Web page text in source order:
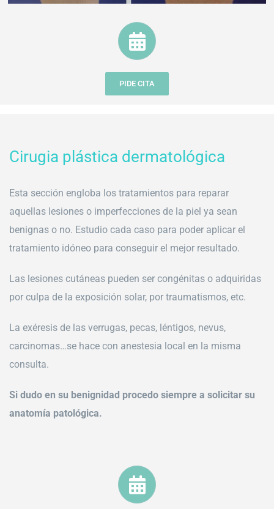
PIDE CITA
Cirugia plástica dermatológica
Esta sección engloba los tratamientos para reparar
aquellas lesiones o imperfecciones de la piel ya sean
benignas o no. Estudio cada caso para poder aplicar el
tratamiento idóneo para conseguir el mejor resultado.
Las lesiones cutáneas pueden ser congénitas o adquiridas
por culpa de la exposición solar, por traumatismos, etc.
La exéresis de las verrugas, pecas, léntigos, nevus,
carcinomas…se hace con anestesia local en la misma
consulta.
Si dudo en su benignidad procedo siempre a solicitar su
anatomía patológica.